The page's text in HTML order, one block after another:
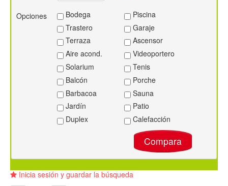
Opciones Bodega
Piscina
Trastero
Garaje
Terraza
Ascensor
Aire acond.
Videoportero
Solarium
Tenis
Balcón
Porche
Barbacoa
Sauna
Jardín
Patio
Duplex
Calefacción
Compara
Inicia sesión y guardar la búsqueda